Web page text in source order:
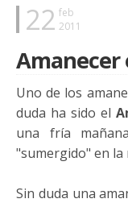
22 feb
2011
Amanecer
Uno de los
duda ha sido el
una fría
"sumergido" en la
Sin duda una